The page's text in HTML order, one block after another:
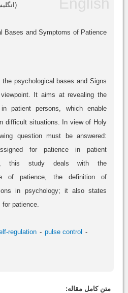
Article data in English (انگلیسی)
Bases and Symptoms of Patience
psychological bases and Signs
It aims at revealing the
patient persons, which enable
difficult situations. In view of Holy
question must be answered:
for patience in patient
this study deals with the
of patience, the definition of
in psychology; it also states
patience.
regulation
pulse control
متن کامل مقاله: